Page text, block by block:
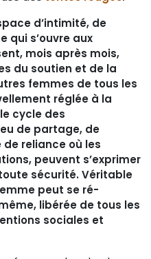
d’intimité, de
qui s’ouvre aux
mois après mois,
du soutien et de la
femmes de tous les
réglée à la
cycle des
de partage, de
reliance où les
peuvent s’exprimer
sécurité. Véritable
peut se ré-
libérée de tous les
sociales et